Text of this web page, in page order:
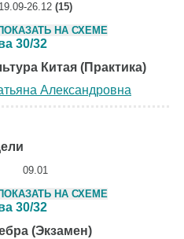
19.09-26.12 (15)
НА СХЕМЕ
30/32
Китая (Практика)
Александровна
09.01
НА СХЕМЕ
30/32
(Экзамен)